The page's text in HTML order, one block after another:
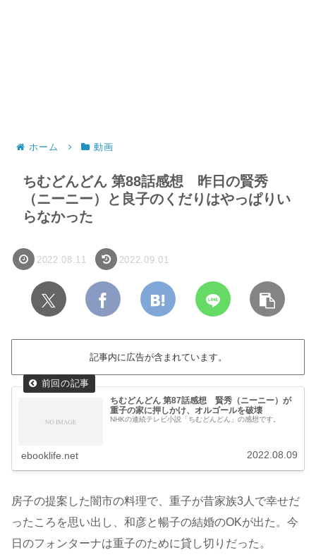
ホーム 動画
ちむどんどん 第88話感想 昨日の賢秀
（ニーニー）と良子のくだりはやっぱりい
らなかった
2022.08.11 2022.09.01
記事内に広告が含まれています。
ちむどんどん 第87話感想 賢秀（ニーニー）が
重子の家に押しかけ、オルゴールを破壊
NHKの連続テレビ小説「ちむどんどん」の感想です。
ebooklife.net 2022.08.09
房子の提案した闇市の料理で、重子が昔家族3人で幸せだ
ったころを思い出し、和彦と暢子の結婚のOKが出た。今
日のフォンターナは重子のために貸し切りだった。